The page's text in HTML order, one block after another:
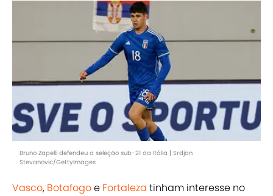
Bruno Zapelli defendeu a seleção sub-21 da Itália | Srdjan
Stevanovic/GettyImages
Vasco, Botafogoe Fortaleza tinham interesse no